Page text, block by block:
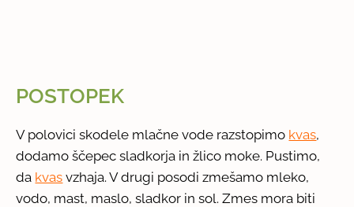
POSTOPEK
V polovici skodele mlačne vode razstopimo kvas,
dodamo ščepec sladkorja in žlico moke. Pustimo,
da kvas vzhaja. V drugi posodi zmešamo mleko,
vodo, mast, maslo, sladkor in sol. Zmes mora biti